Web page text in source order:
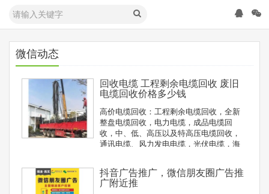
微信动态
回收电缆 工程剩余电缆回收 废旧
电缆回收价格多少钱
高价电缆回收：工程剩余电缆回收，全新
整盘电缆回收，电力电缆，成品电缆回
收，中、低、高压以及特高压电缆回收，
通讯电缆、风力发电电缆，光伏电缆，海
缆、库存积压电线电缆回收。
抖音广告推广，微信朋友圈广告推
广附近推